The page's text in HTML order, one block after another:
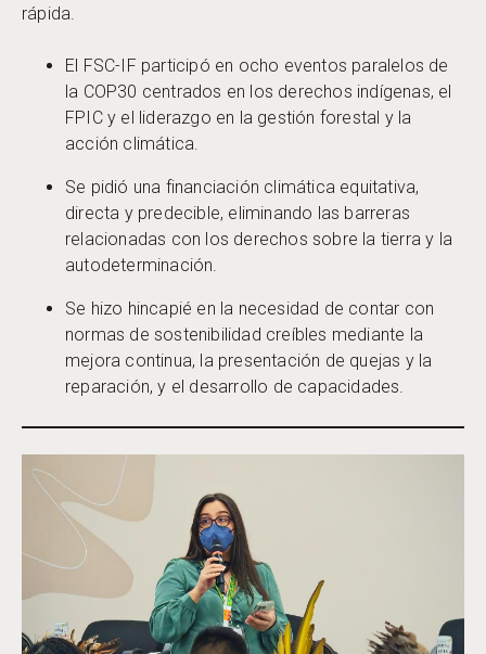
rápida.
El FSC-IF participó en ocho eventos paralelos de
la COP30 centrados en los derechos indígenas, el
FPIC y el liderazgo en la gestión forestal y la
acción climática.
Se pidió una financiación climática equitativa,
directa y predecible, eliminando las barreras
relacionadas con los derechos sobre la tierra y la
autodeterminación.
Se hizo hincapié en la necesidad de contar con
normas de sostenibilidad creíbles mediante la
mejora continua, la presentación de quejas y la
reparación, y el desarrollo de capacidades.